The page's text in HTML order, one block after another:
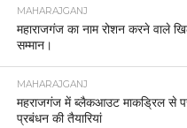
MAHARAJGANJ
महाराजगंज का नाम रोशन करने वाले
सम्मान।
MAHARAJGANJ
महराजगंज में ब्लैकआउट माकड्रिल से
प्रबंधन की तैयारियां